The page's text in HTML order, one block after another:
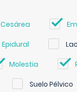
Cesárea
Epidural
Molestia
Suelo Pélvico